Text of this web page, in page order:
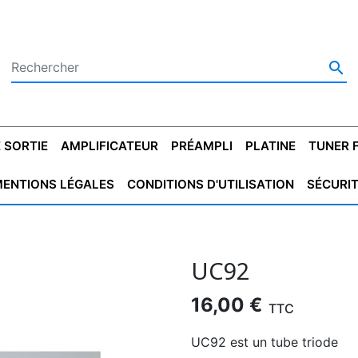

AMPLIFICATEUR PRÉAMPLI PLATINE TUNER
LÉGALES CONDITIONS D'UTILISATION
UC92
16,00 € TTC
UC92 est un tube triode